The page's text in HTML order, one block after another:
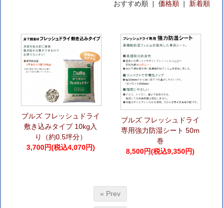
おすすめ順 | 価格順| 新着順
ブルズ フレッシュドライ
敷き込みタイプ 10kg入
り（約0.5坪分）
3,700円(税込4,070円)
ブルズ フレッシュドライ
専用強力防湿シート 50m
巻
8,500円(税込9,350円)
« Prev